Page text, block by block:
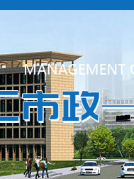
带压封
水刀防爆
管道维
市政管网维